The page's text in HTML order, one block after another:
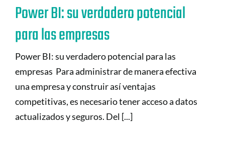
Power BI: su verdadero potencial
para las empresas
Power BI: su verdadero potencial para las
empresas Para administrar de manera efectiva
una empresa y construir así ventajas
competitivas, es necesario tener acceso a datos
actualizados y seguros. Del [...]